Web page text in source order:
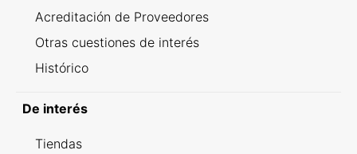
Acreditación de Proveedores
Otras cuestiones de interés
Histórico
De interés
Tiendas